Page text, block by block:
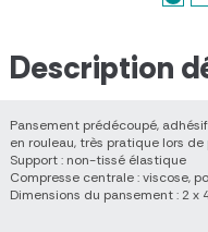
Description
Pansement prédécoupé,
en rouleau, très pratique lors
Support : non-tissé élastique
Compresse centrale : viscose,
Dimensions du pansement : 2 x